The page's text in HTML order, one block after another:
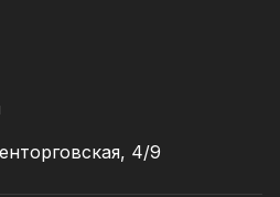
4/9